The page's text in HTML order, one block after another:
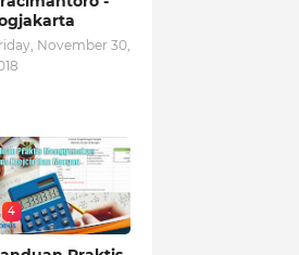
November 30,
4